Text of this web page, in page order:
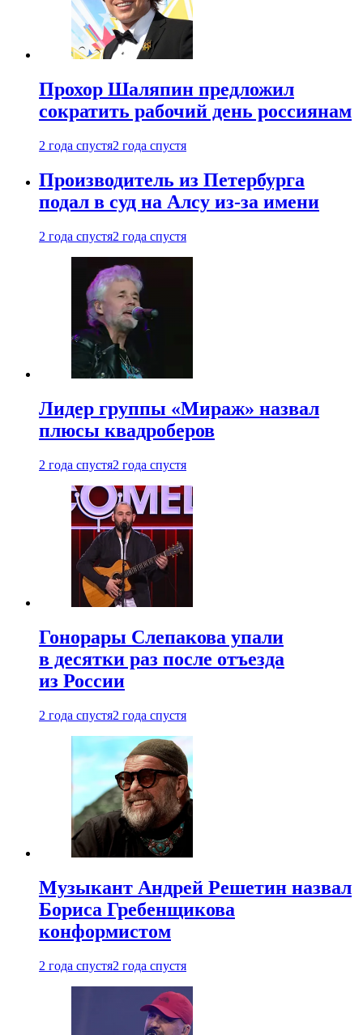
Прохор Шаляпин предложил
сократить рабочий день россиянам
2 года спустя2 года спустя
Производитель из Петербурга
подал в суд на Алсу из-за имени
2 года спустя2 года спустя
Лидер группы «Мираж» назвал
плюсы квадроберов
2 года спустя2 года спустя
Гонорары Слепакова упали
в десятки раз после отъезда
из России
2 года спустя2 года спустя
Музыкант Андрей Решетин назвал
Бориса Гребенщикова
конформистом
2 года спустя2 года спустя